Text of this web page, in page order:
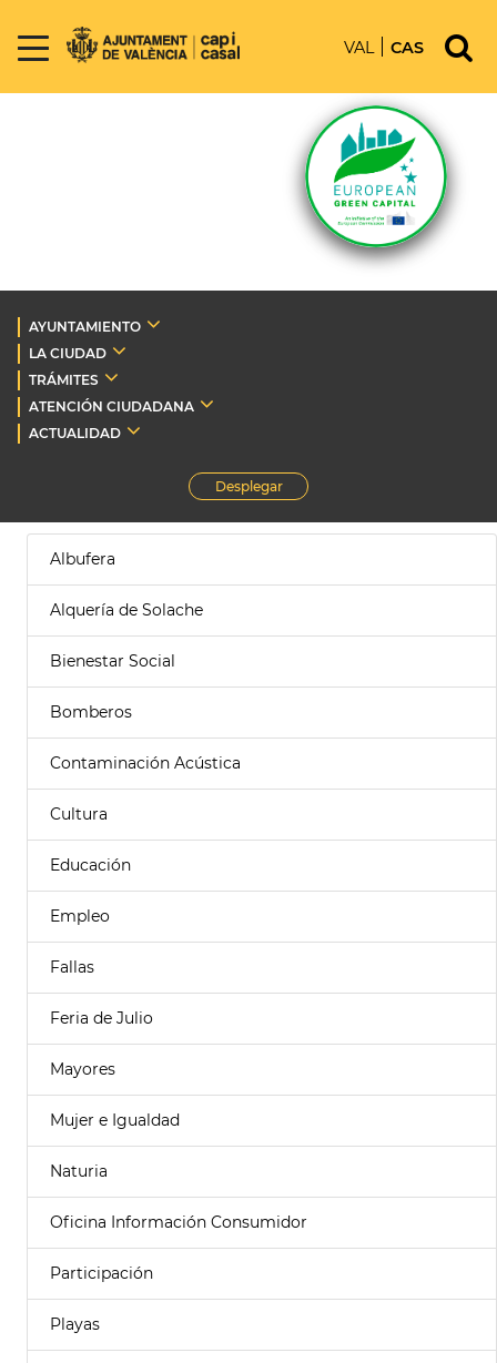
VAL CAS
AYUNTAMIENTO
LA CIUDAD
TRÁMITES
ATENCIÓN CIUDADANA
ACTUALIDAD
Desplegar
Albufera
Alquería de Solache
Bienestar Social
Bomberos
Contaminación Acústica
Cultura
Educación
Empleo
Fallas
Feria de Julio
Mayores
Mujer e Igualdad
Naturia
Oficina Información Consumidor
Participación
Playas